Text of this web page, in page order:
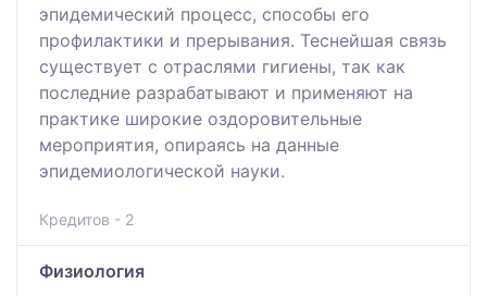
эпидемический процесс, способы его
профилактики и прерывания. Теснейшая связь
существует с отраслями гигиены, так как
последние разрабатывают и применяют на
практике широкие оздоровительные
мероприятия, опираясь на данные
эпидемиологической науки.
Кредитов - 2
Физиология